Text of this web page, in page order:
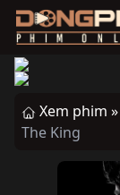
Xem phim »
The King